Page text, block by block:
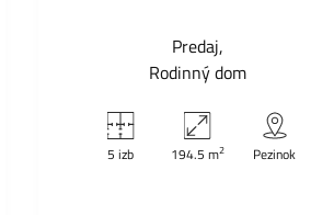
Predaj
Rodinný dom
5 izb 194.5 m2 Pezinok